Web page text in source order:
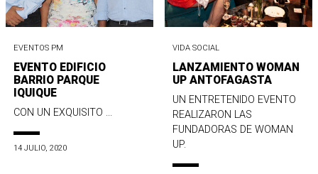
EVENTOS PM
EVENTO EDIFICIO
BARRIO PARQUE
IQUIQUE
CON UN EXQUISITO ...
14 JULIO, 2020
VIDA SOCIAL
LANZAMIENTO WOMAN
UP ANTOFAGASTA
UN ENTRETENIDO EVENTO
REALIZARON LAS
FUNDADORAS DE WOMAN
UP.